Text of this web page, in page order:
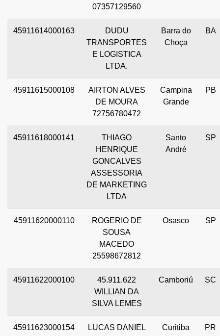
07357129560
45911614000163
DUDU
TRANSPORTES
E LOGISTICA
LTDA.
Barra do
Choça
BA
45911615000108
AIRTON ALVES
DE MOURA
72756780472
Campina
Grande
PB
45911618000141
THIAGO
HENRIQUE
GONCALVES
ASSESSORIA
DE MARKETING
LTDA
Santo
André
SP
45911620000110
ROGERIO DE
SOUSA
MACEDO
25598672812
Osasco SP
45911622000100
45.911.622
WILLIAN DA
SILVA LEMES
Camboriú SC
45911623000154
LUCAS DANIEL
Curitiba PR